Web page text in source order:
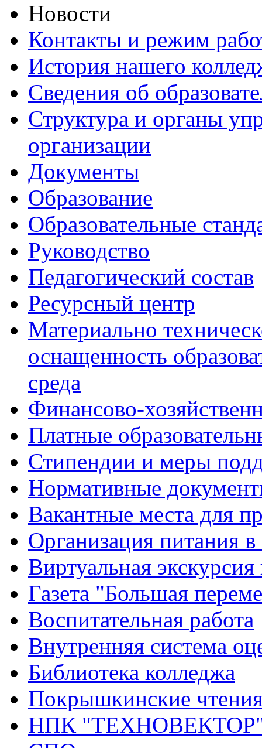
Новости
Контакты и режим
История нашего
Сведения об
Структура и органы
организации
Документы
Образование
Образовательные
Руководство
Педагогический состав
Ресурсный центр
Материально
оснащенность
среда
Финансово-
Платные
Стипендии и меры
Нормативные
Вакантные места для
Организация питания в
Виртуальная
Газета "Большая
Воспитательная работа
Внутренняя система
Библиотека колледжа
Покрышкинские
НПК